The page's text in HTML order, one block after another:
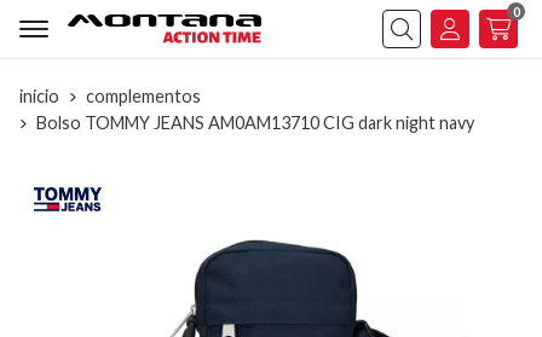
Buscar
0
inicio
complementos
Bolso TOMMY JEANS AM0AM13710 CIG dark night navy